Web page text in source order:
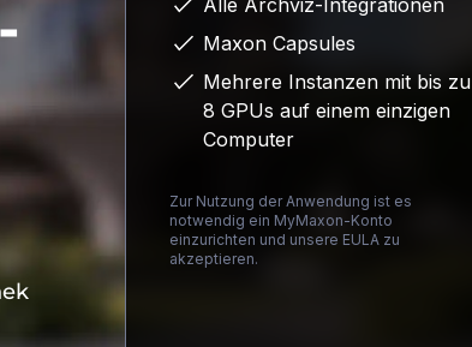
Alle Archviz-Integrationen
Maxon Capsules
Mehrere Instanzen mit bis zu
8 GPUs auf einem einzigen
Computer
Zur Nutzung der Anwendung ist es
notwendig ein MyMaxon-Konto
einzurichten und unsere EULA zu
akzeptieren.